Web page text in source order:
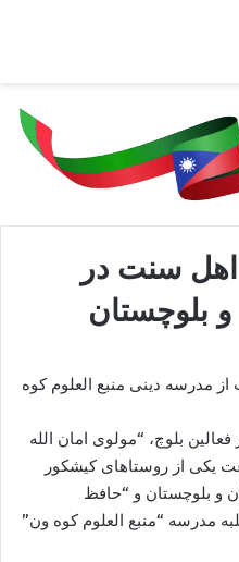
سنت در
بلوچستان
مدرسه دینی منبع العلوم کوه
بلوچ، “مولوی امان الله
یکی از روستاهای کیشکور
و بلوچستان و “حافظ
مدرسه “منبع العلوم کوه ون”